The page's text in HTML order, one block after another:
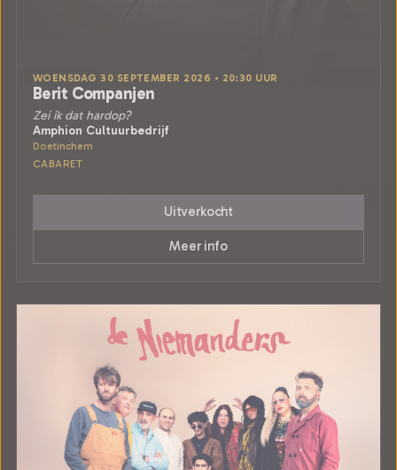
WOENSDAG 30 SEPTEMBER 2026 • 20:30 UUR
Berit Companjen
Zei ik dat hardop?
Amphion Cultuurbedrijf
Doetinchem
CABARET
Uitverkocht
Meer info